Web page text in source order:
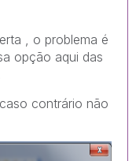
, o problema é
opção aqui das
contrário não